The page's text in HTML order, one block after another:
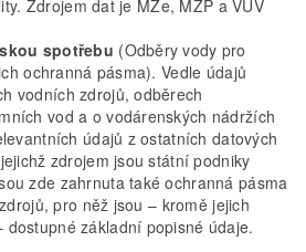
Zdrojem dat je MZe, MŽP a VÚV
spotřebu (Odběry vody pro
ochranná pásma). Vedle údajů
vodních zdrojů, odběrech
vod a o vodárenských nádržích
údajů z ostatních datových
zdrojem jsou státní podniky
zde zahrnuta také ochranná pásma
pro něž jsou – kromě jejich
dostupné základní popisné údaje.